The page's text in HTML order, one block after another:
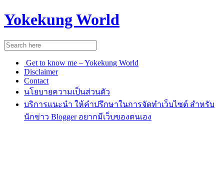
Yokekung World
Get to know me – Yokekung World
Disclaimer
Contact
นโยบายความเป็นส่วนตัว
บริการแนะนำ ให้คำปรึกษาในการจัดทำเว็บไซต์ สำหรับ
นักข่าว Blogger อยากมีเว็บของตนเอง